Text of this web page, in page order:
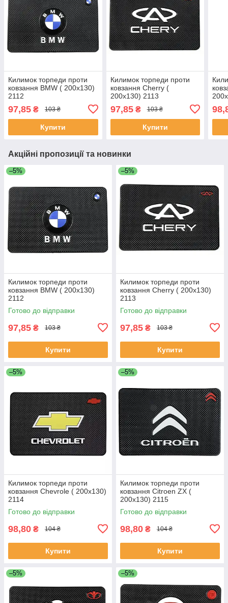
Килимок торпеди проти
ковзання BMW ( 200x130)
2112
97,85 ₴ 103 ₴
Купити
Килимок торпеди проти
ковзання Cherry (
200x130) 2113
97,85₴ 103 ₴
Купити
Акційні пропозиції та новинки
–5%
Килимок торпеди проти
ковзання BMW ( 200x130)
2112
Готово до відправки
97,85 ₴ 103 ₴
Купити
–5%
Килимок торпеди проти
ковзання Cherry ( 200x130)
2113
Готово до відправки
97,85 ₴ 103 ₴
Купити
–5%
Килимок торпеди проти
ковзання Chevrole ( 200x130)
2114
Готово до відправки
98,80 ₴ 104 ₴
Купити
–5%
Килимок торпеди проти
ковзання Citroen ZX (
200x130) 2115
Готово до відправки
98,80 ₴ 104 ₴
Купити
–5% –5%